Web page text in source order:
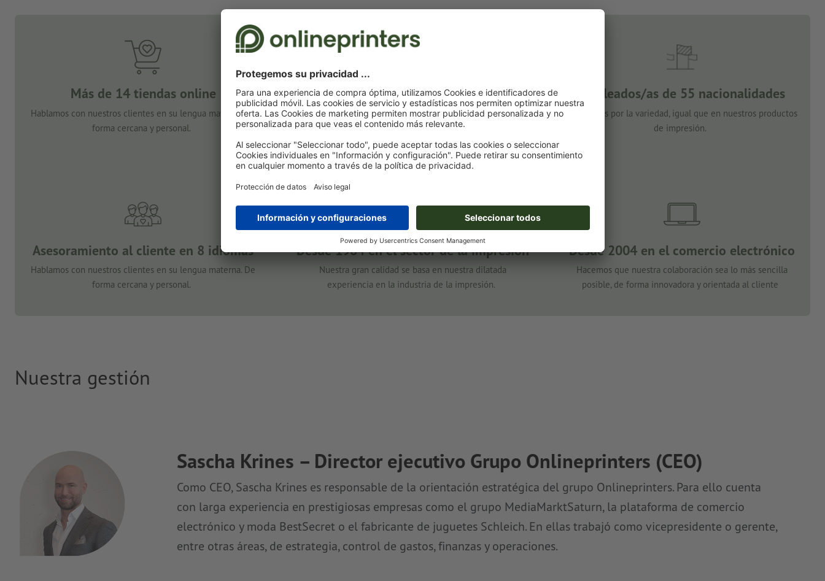
Más de 14 tiendas online
Hablamos con nuestros clientes en su lengua materna. De
forma cercana y personal.
Más de 1,3 millones de clientes
Apoyamos con pasión tus proyectos más importantes para
tu completa satisfacción.
Empleados/as de 55 nacionalidades
Apostamos por la variedad, igual que en nuestros productos
de impresión.
Asesoramiento al cliente en 8 idiomas
Hablamos con nuestros clientes en su lengua materna. De
forma cercana y personal.
Desde 1984 en el sector de la impresión
Nuestra gran calidad se basa en nuestra dilatada
experiencia en la industria de la impresión.
Desde 2004 en el comercio electrónico
Hacemos que nuestra colaboración sea lo más sencilla
posible, de forma innovadora y orientada al cliente
Nuestra gestión
Sascha Krines – Director ejecutivo Grupo Onlineprinters (CEO)
Como CEO, Sascha Krines es responsable de la orientación estratégica del grupo Onlineprinters. Para ello cuenta
con larga experiencia en prestigiosas empresas como el grupo MediaMarktSaturn, la plataforma de comercio
electrónico y moda BestSecret o el fabricante de juguetes Schleich. En ellas trabajó como vicepresidente o gerente,
entre otras áreas, de estrategia, control de gastos, finanzas y operaciones.